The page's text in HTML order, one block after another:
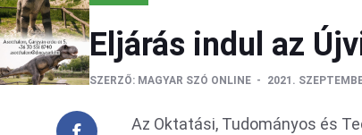
Eljárás indul az
SZERZŐ: MAGYAR SZÓ ONLINE 2021.
Az Oktatási, Tudományos és